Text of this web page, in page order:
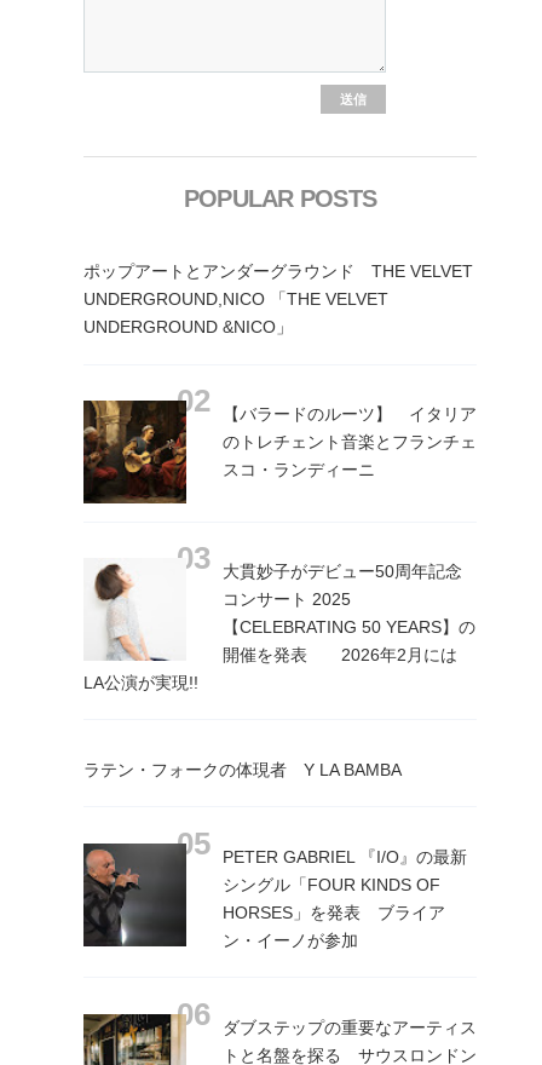
POPULAR POSTS
ポップアートとアンダーグラウンド THE VELVET
UNDERGROUND,NICO 「THE VELVET
UNDERGROUND &NICO」
【バラードのルーツ】 イタリア
のトレチェント音楽とフランチェ
スコ・ランディーニ
大貫妙子がデビュー50周年記念
コンサート 2025
【CELEBRATING 50 YEARS】の
開催を発表 2026年2月には
LA公演が実現!!
ラテン・フォークの体現者 Y LA BAMBA
PETER GABRIEL 『I/O』の最新
シングル「FOUR KINDS OF
HORSES」を発表 ブライア
ン・イーノが参加
ダブステップの重要なアーティス
トと名盤を探る サウスロンドン